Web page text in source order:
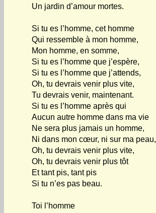
Un jardin d’amour mortes.
Si tu es l’homme, cet homme
Qui ressemble à mon homme,
Mon homme, en somme,
Si tu es l’homme que j’espère,
Si tu es l’homme que j’attends,
Oh, tu devrais venir plus vite,
Tu devrais venir, maintenant.
Si tu es l’homme après qui
Aucun autre homme dans ma vie
Ne sera plus jamais un homme,
Ni dans mon cœur, ni sur ma peau,
Oh, tu devrais venir plus vite,
Oh, tu devrais venir plus tôt
Et tant pis, tant pis
Si tu n’es pas beau.
Toi l’homme